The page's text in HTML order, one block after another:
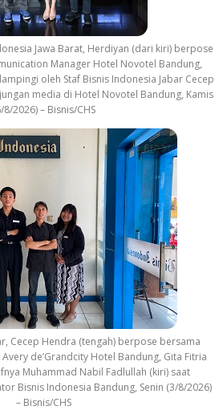
Jawa Barat, Herdiyan (dari kiri) berpose
Manager Hotel Novotel Bandung,
oleh Staf Bisnis Indonesia Jabar Cecep
media di Hotel Novotel Bandung, Kamis
8/2026) – Bisnis/CHS
Cecep Hendra (tengah) berpose bersama
de’Grandcity Hotel Bandung, Gita Fitria
Muhammad Nabil Fadlullah (kiri) saat
Bisnis Indonesia Bandung, Senin (3/8/2026)
– Bisnis/CHS